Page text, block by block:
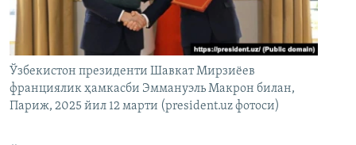
Ўзбекистон президенти Шавкат Мирзиёев
франциялик ҳамкасби Эммануэль Макрон билан,
Париж, 2025 йил 12 марти (president.uz фотоси)